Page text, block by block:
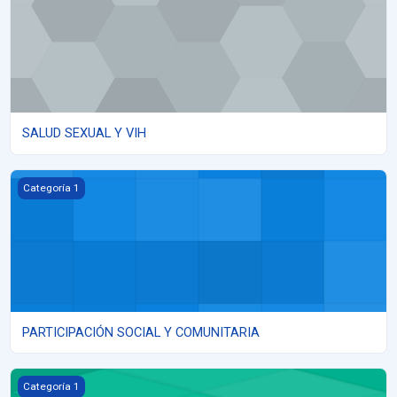
SALUD SEXUAL Y VIH
PARTICIPACIÓN SOCIAL Y COMUNITARIA
Categoría 1
PARTICIPACIÓN SOCIAL Y COMUNITARIA
ABORDAJE DE PROBLEMAS CRÓNICOS, SALUD MENTAL Y
Categoría 1